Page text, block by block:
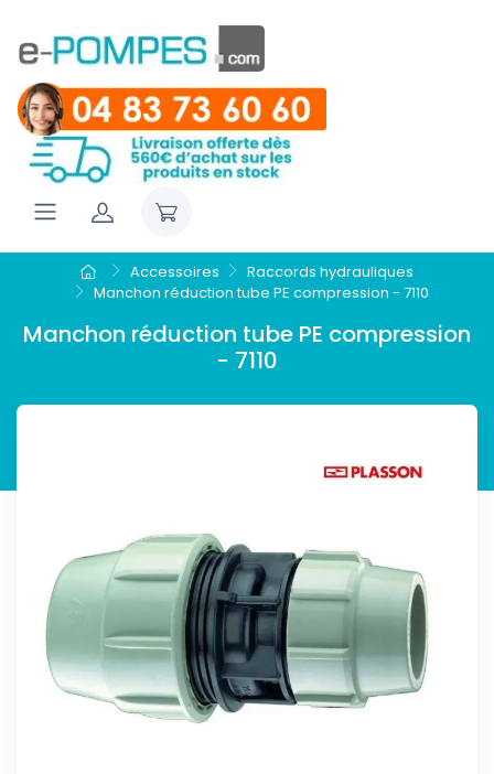
Accessoires
Raccords hydrauliques
Manchon réduction tube PE compression - 7110
Manchon réduction tube PE compression
- 7110